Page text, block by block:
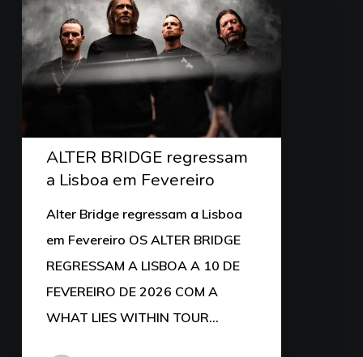
ALTER BRIDGE regressam
a Lisboa em Fevereiro
Alter Bridge regressam a Lisboa
em Fevereiro OS ALTER BRIDGE
REGRESSAM A LISBOA A 10 DE
FEVEREIRO DE 2026 COM A
WHAT LIES WITHIN TOUR…